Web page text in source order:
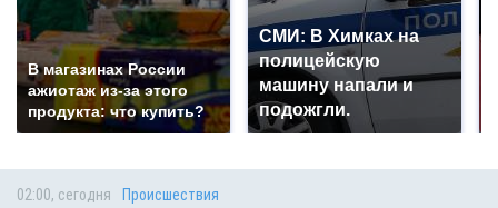
В магазинах России
ажиотаж из-за этого
продукта: что купить?
СМИ: В Химках на
полицейскую
машину напали и
подожгли.
02:00, сегодня Происшествия